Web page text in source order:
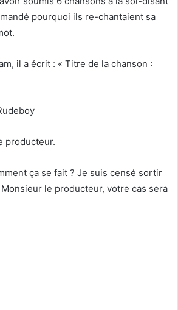
pourquoi ils re-chantaient sa
il a écrit : « Titre de la chanson :
producteur.
ça se fait ? Je suis censé sortir
le producteur, votre cas sera